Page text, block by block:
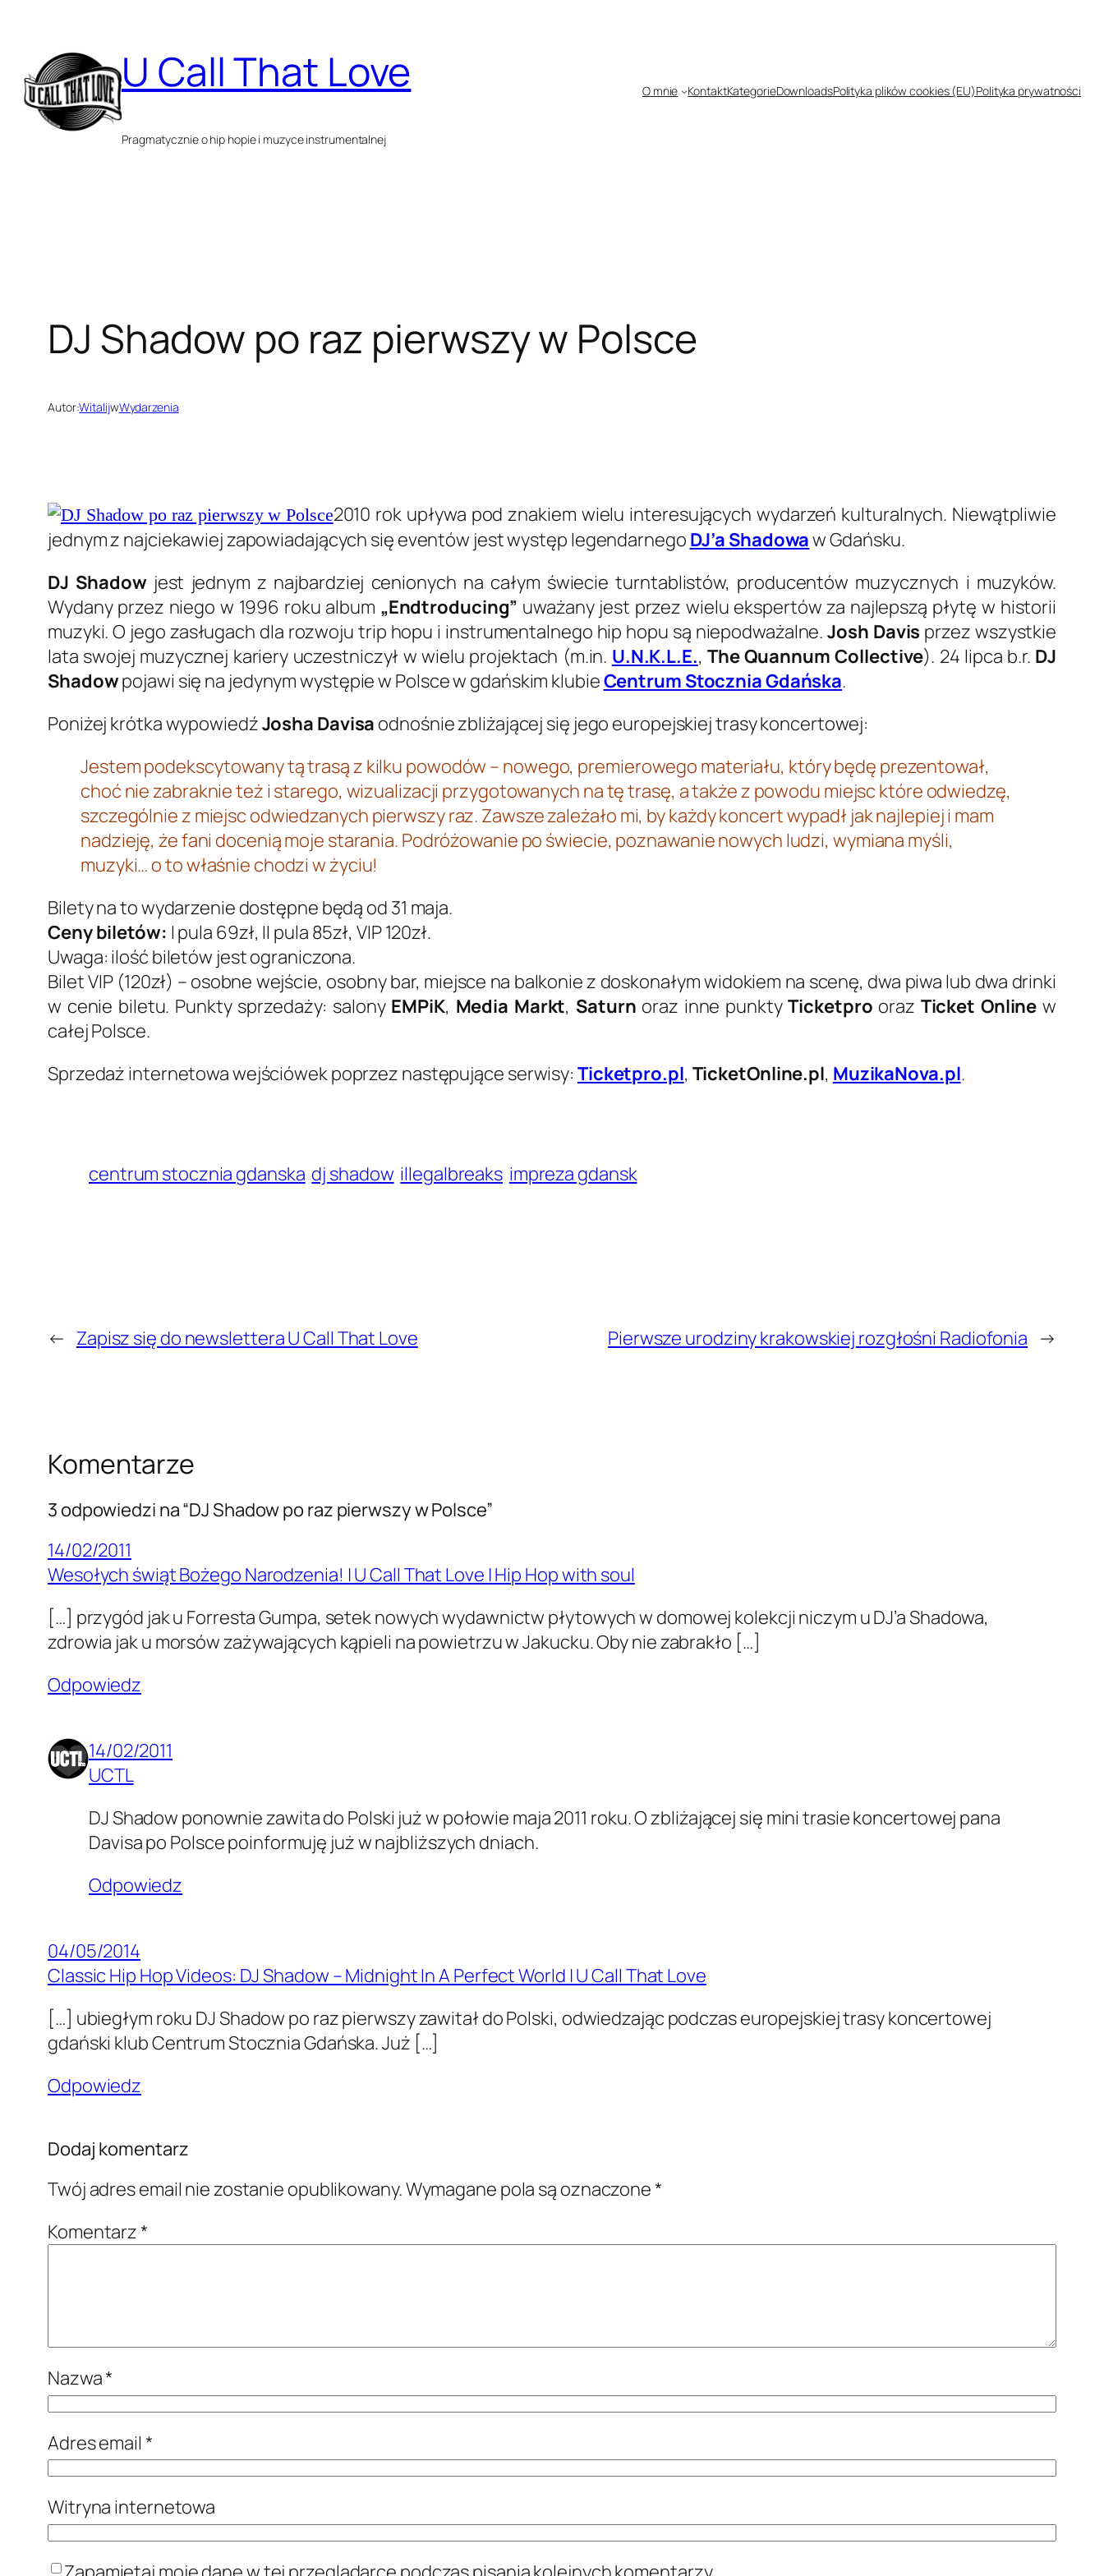
treści
U Call That Love
Pragmatycznie o hip hopie i muzyce instrumentalnej
O mnie KontaktKategorieDownloadsPolityka plików cookies (EU)Polityka prywatności
DJ Shadow po raz pierwszy w Polsce
Autor:WitalijwWydarzenia
2010 rok upływa pod znakiem wielu interesujących wydarzeń kulturalnych. Niewątpliwie
jednym z najciekawiej zapowiadających się eventów jest występ legendarnego DJ’a Shadowaw Gdańsku.
DJ Shadow jest jednym z najbardziej cenionych na całym świecie turntablistów, producentów muzycznych i muzyków.
Wydany przez niego w 1996 roku album „Endtroducing” uważany jest przez wielu ekspertów za najlepszą płytę w historii
muzyki. O jego zasługach dla rozwoju trip hopu i instrumentalnego hip hopu są niepodważalne.Josh Davis przez wszystkie
lata swojej muzycznej kariery uczestniczył w wielu projektach (m.in. U.N.K.L.E.,The Quannum Collective). 24 lipca b.r. DJ
Shadowpojawi się na jedynym występie w Polsce w gdańskim klubieCentrum Stocznia Gdańska.
Poniżej krótka wypowiedźJosha Davisa odnośnie zbliżającej się jego europejskiej trasy koncertowej:
Jestem podekscytowany tą trasą z kilku powodów – nowego, premierowego materiału, który będę prezentował,
choć nie zabraknie też i starego, wizualizacji przygotowanych na tę trasę, a także z powodu miejsc które odwiedzę,
szczególnie z miejsc odwiedzanych pierwszy raz. Zawsze zależało mi, by każdy koncert wypadł jak najlepiej i mam
nadzieję, że fani docenią moje starania. Podróżowanie po świecie, poznawanie nowych ludzi, wymiana myśli,
muzyki… o to właśnie chodzi w życiu!
Bilety na to wydarzenie dostępne będą od 31 maja.
Ceny biletów: I pula 69zł, II pula 85zł, VIP 120zł.
Uwaga: ilość biletów jest ograniczona.
Bilet VIP (120zł) – osobne wejście, osobny bar, miejsce na balkonie z doskonałym widokiem na scenę, dwa piwa lub dwa drinki
w cenie biletu. Punkty sprzedaży: salony EMPiK, Media Markt, Saturn oraz inne punktyTicketpro oraz Ticket Online w
całej Polsce.
Sprzedaż internetowa wejściówek poprzez następujące serwisy: Ticketpro.pl, TicketOnline.pl, MuzikaNova.pl.
centrum stocznia gdanska dj shadow illegalbreaks impreza gdansk
← Zapisz się do newslettera U Call That Love Pierwsze urodziny krakowskiej rozgłośni Radiofonia →
Komentarze
3 odpowiedzi na “DJ Shadow po raz pierwszy w Polsce”
14/02/2011
Wesołych świąt Bożego Narodzenia! | U Call That Love | Hip Hop with soul
[…] przygód jak u For­resta Gumpa, setek nowych wydawnictw pły­towych w domowej kolekcji niczym u DJ’a Shad­owa,
zdrowia jak u morsów zaży­wa­ją­cych kąpieli na powi­etrzu w Jakucku. Oby nie zabrakło […]
Odpowiedz
14/02/2011
UCTL
DJ Shadow ponownie zawita do Polski już w połowie maja 2011 roku. O zbliżającej się mini trasie koncertowej pana
Davisa po Polsce poinformuję już w najbliższych dniach.
Odpowiedz
04/05/2014
Classic Hip Hop Videos: DJ Shadow – Midnight In A Perfect World | U Call That Love
[…] ubiegłym roku DJ Shadow po raz pierwszy zawitał do Polski, odwiedzając podczas europejskiej trasy koncertowej
gdański klub Centrum Stocznia Gdańska. Już […]
Odpowiedz
Dodaj komentarz
Twój adres email nie zostanie opublikowany.Wymagane pola są oznaczone*
Komentarz*
Nazwa*
Adres email *
Witryna internetowa